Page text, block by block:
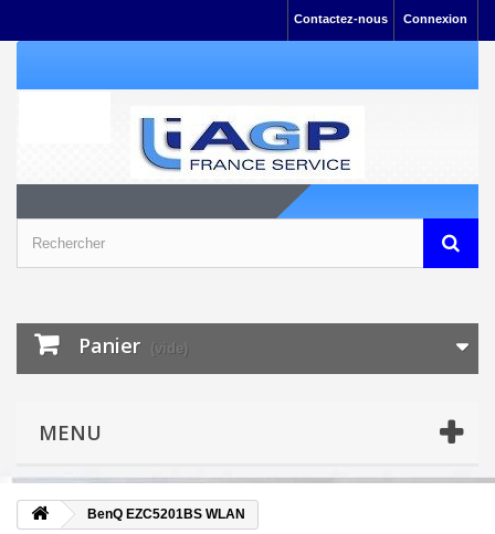
Connexion
Contactez-nous
Panier (vide)
MENU
BenQ EZC5201BS WLAN